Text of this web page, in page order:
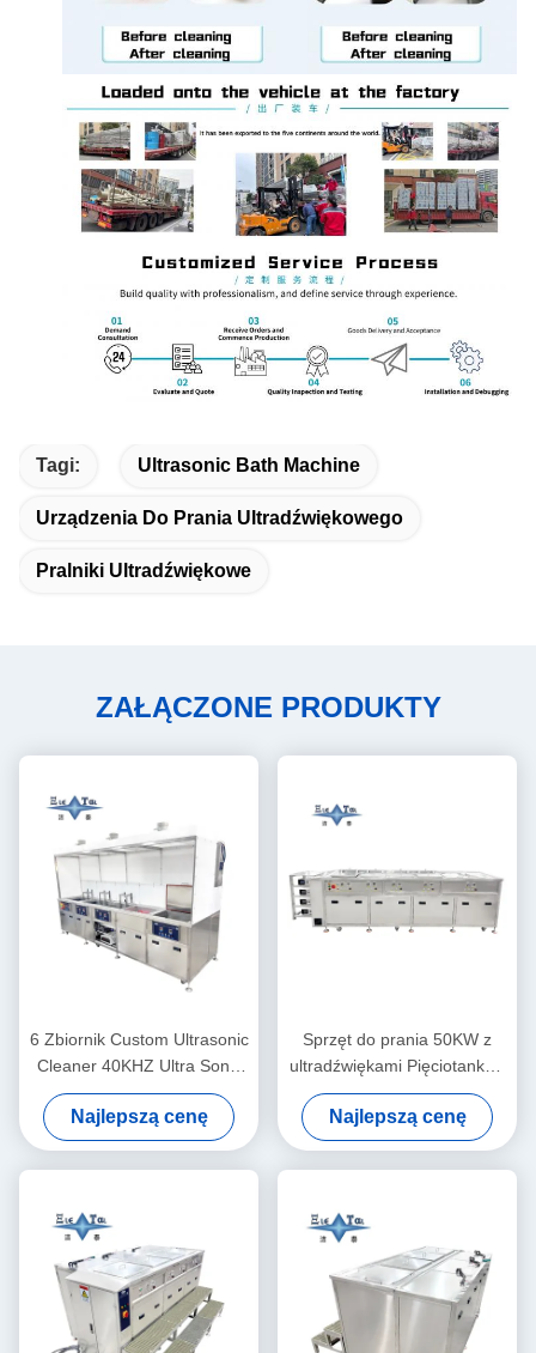
Tagi: Ultrasonic Bath Machine
Urządzenia Do Prania Ultradźwiękowego
Pralniki Ultradźwiękowe
ZAŁĄCZONE PRODUKTY
6 Zbiornik Custom Ultrasonic
Cleaner 40KHZ Ultra Sonic
pralka 30KW
Najlepszą cenę
Sprzęt do prania 50KW z
ultradźwiękami Pięciotanków
Dual Frequency Ultrasonic
Cleaner Customized
Najlepszą cenę